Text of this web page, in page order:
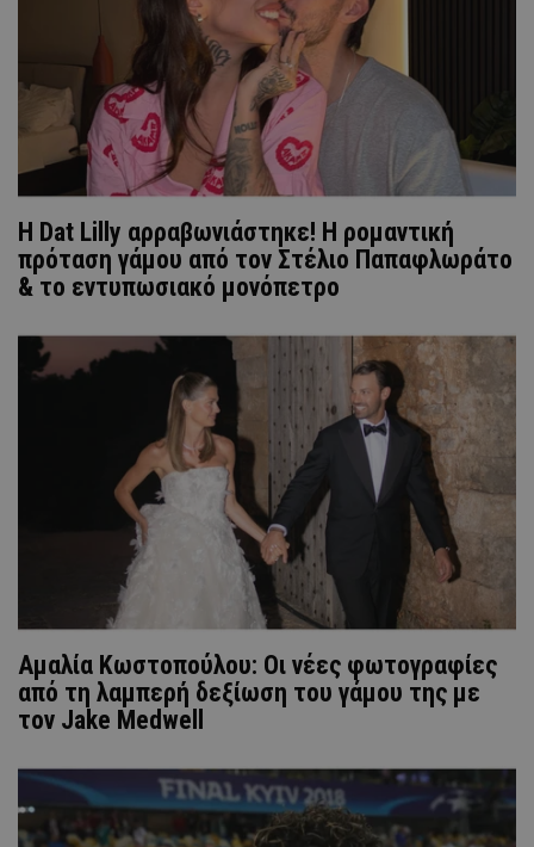
Η Dat Lilly αρραβωνιάστηκε! Η ρομαντική
πρόταση γάμου από τον Στέλιο Παπαφλωράτο
& το εντυπωσιακό μονόπετρο
Αμαλία Κωστοπούλου: Οι νέες φωτογραφίες
από τη λαμπερή δεξίωση του γάμου της με
τον Jake Medwell